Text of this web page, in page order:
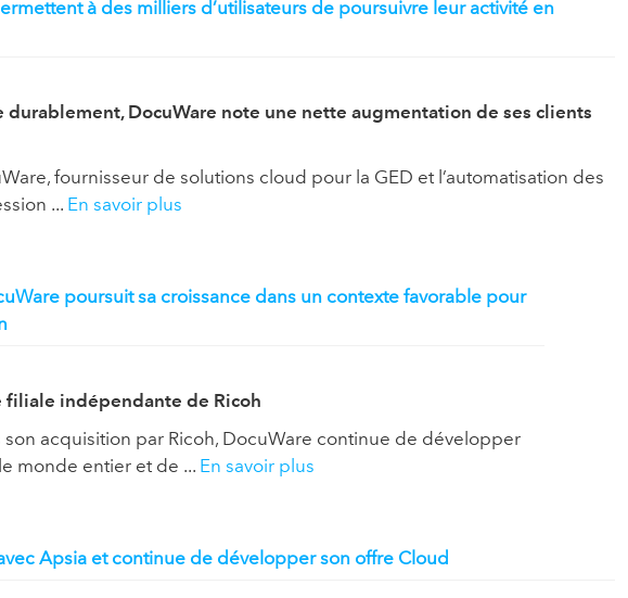
à des milliers d’utilisateurs de poursuivre leur activité en
DocuWare note une nette augmentation de ses clients
fournisseur de solutions cloud pour la GED et l’automatisation des
... En savoir plus
poursuit sa croissance dans un contexte favorable pour
filiale indépendante de Ricoh
son acquisition par Ricoh, DocuWare continue de développer
monde entier et de ... En savoir plus
Apsia et continue de développer son offre Cloud